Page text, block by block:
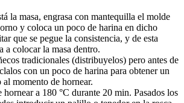
la masa, engrasa con mantequilla el molde
y coloca un poco de harina en dicho
que se pegue la consistencia, y de esta
a colocar la masa dentro.
tradicionales (distribuyelos) pero antes de
con un poco de harina para obtener un
al momento de hornear.
hornear a 180 °C durante 20 min. Pasados los